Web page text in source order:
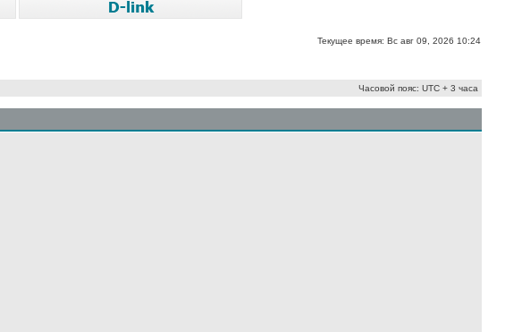
Текущее время: Вс авг 09, 2026 10:24
Часовой пояс: UTC + 3 часа